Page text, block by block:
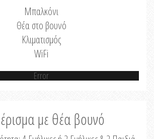
Μπαλκόνι
Θέα στο βουνό
Κλιματισμός
WiFi
Error
με θέα βουνό